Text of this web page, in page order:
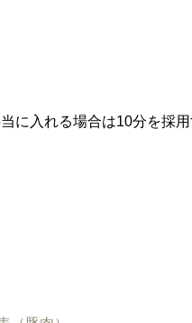
に入れる場合は10分を採用